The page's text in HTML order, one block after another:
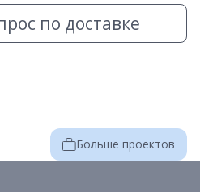
по доставке
Больше проектов